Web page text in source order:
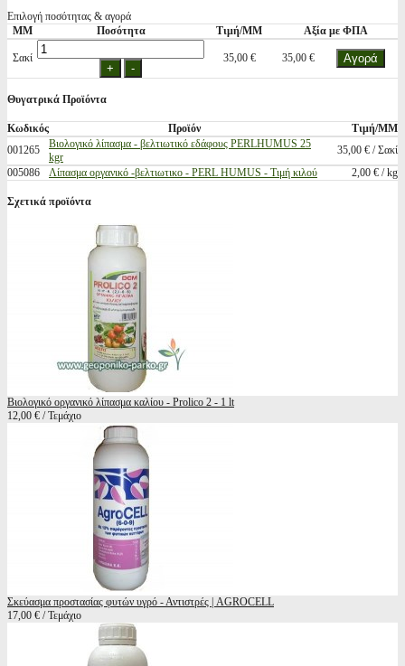
Επιλογή ποσότητας & αγορά
ΜΜ
Ποσότητα Τιμή/ΜΜ Αξία με ΦΠΑ
Σακί 35,00 € 35,00 €
Θυγατρικά Προϊόντα
Κωδικός Προϊόν
Τιμή/ΜΜ
001265
Βιολογικό λίπασμα - βελτιωτικό εδάφους PERLHUMUS 25
kgr
35,00 € / Σακί
005086
Λίπασμα οργανικό -βελτιωτικο - PERL HUMUS - Τιμή κιλού 2,00 € / kg
Σχετικά προϊόντα
Βιολογικό οργανικό λίπασμα καλίου - Prolico 2 - 1 lt
12,00 € / Τεμάχιο
Σκεύασμα προστασίας φυτών υγρό - Αντιστρές | AGROCELL
17,00 € / Τεμάχιο